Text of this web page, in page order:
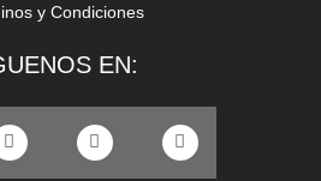
y Condiciones
EN: